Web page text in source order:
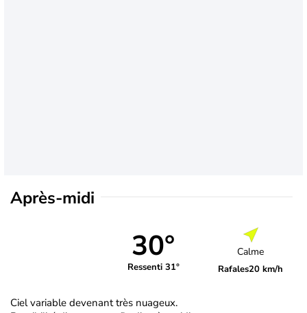
Après-midi
30°
Ressenti 31°
Calme
Rafales20 km/h
Ciel variable devenant très nuageux.